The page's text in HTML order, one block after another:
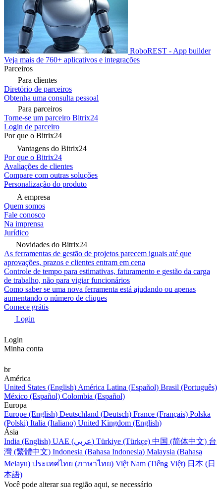
RoboREST - App builder
Veja mais de 760+ aplicativos e integrações
Parceiros
Para clientes
Diretório de parceiros
Obtenha uma consulta pessoal
Para parceiros
Torne-se um parceiro Bitrix24
Login de parceiro
Por que o Bitrix24
Vantagens do Bitrix24
Por que o Bitrix24
Avaliações de clientes
Compare com outras soluções
Personalização do produto
A empresa
Quem somos
Fale conosco
Na imprensa
Jurídico
Novidades do Bitrix24
As ferramentas de gestão de projetos parecem iguais até que
aprovações, prazos e clientes entram em cena
Controle de tempo para estimativas, faturamento e gestão da carga
de trabalho, não para vigiar funcionários
Como saber se uma nova ferramenta está ajudando ou apenas
aumentando o número de cliques
Comece grátis
Login
Login
Minha conta
br
América
United States (English) América Latina (Español) Brasil (Português)
México (Español) Colombia (Español)
Europa
Europe (English) Deutschland (Deutsch) France (Français) Polska
(Polski) Italia (Italiano) United Kingdom (English)
Ásia
India (English)
UAE (عربي) Türkiye (Türkçe) 中国 (简体中文) 台
灣 (繁體中文) Indonesia (Bahasa Indonesia) Malaysia (Bahasa
Melayu) ประเทศไทย (ภาษาไทย) Việt Nam (Tiếng Việt) 日本 (日
本語)
Você pode alterar sua região aqui, se necessário